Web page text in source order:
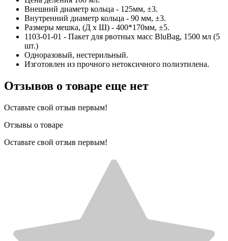
Внешний диаметр кольца - 125мм, ±3.
Внутренний диаметр кольца - 90 мм, ±3.
Размеры мешка, (Д х Ш) - 400*170мм, ±5.
1103-01-01 - Пакет для рвотных масс BluBag, 1500 мл (5
шт.)
Одноразовый, нестерильный.
Изготовлен из прочного нетоксичного полиэтилена.
Отзывов о товаре еще нет
Оставьте свой отзыв первым!
Отзывы о товаре
Оставьте свой отзыв первым!